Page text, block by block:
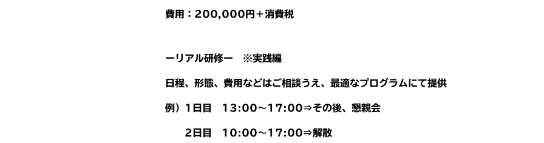
費用：200,000円＋消費税
ーリアル研修ー ※実践編
日程、形態、費用などはご相談うえ、最適なプログラムにて提供
例）1日目 13:00〜17:00⇒その後、懇親会
2日目 10:00〜17:00⇒解散